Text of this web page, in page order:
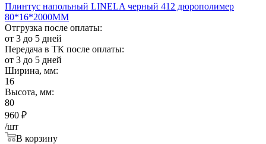
Плинтус напольный LINELA черный 412 дюрополимер
80*16*2000ММ
Отгрузка после оплаты:
от 3 до 5 дней
Передача в ТК после оплаты:
от 3 до 5 дней
Ширина, мм:
16
Высота, мм:
80
960 ₽
/шт
В корзину